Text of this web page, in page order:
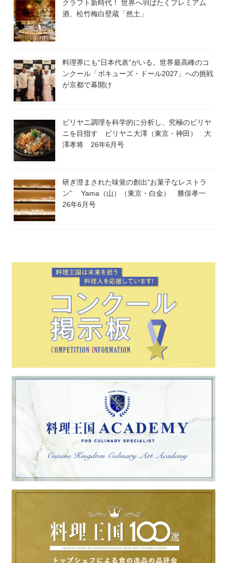
クラフト新時代！ 世界へ羽ばたくプレミアム
酒、松竹梅白壁蔵「然土」
料理界にも“日本代表”がいる。世界最高峰のコ
ンクール「ボキューズ・ドール2027」への挑戦
が京都で幕開け
ビリヤニ調理を科学的に分析し、究極のビリヤ
ニを目指す ビリヤニ大澤（東京・神田） 大
澤孝将 26年6月号
研ぎ澄まされた味覚の創出“お菓子なレストラ
ン” Yama（山）（東京・白金） 勝俣孝一
26年6月号